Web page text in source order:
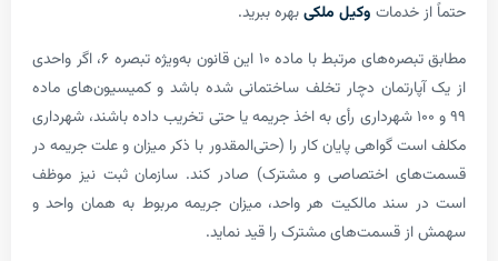
وکیل ملکیبهره ببرید.
مطابق تبصره‌های مرتبط با ماده ۱۰ این قانون به‌ویژه تبصره ۶، اگر واحدی
دچار تخلف ساختمانی شده باشد و کمیسیون‌های ماده
و ۱۰۰ شهرداری رأی به اخذ جریمه یا حتی تخریب داده باشند، شهرداری
گواهی پایان کار را (حتی‌المقدور با ذکر میزان و علت جریمه در
اختصاصی و مشترک) صادر کند. سازمان ثبت نیز موظف
مالکیت هر واحد، میزان جریمه مربوط به همان واحد و
قسمت‌های مشترک را قید نماید.